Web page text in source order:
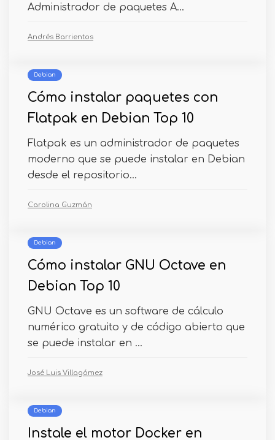
Administrador de paquetes A...
Andrés Barrientos
Debian
Cómo instalar paquetes con
Flatpak en Debian Top 10
Flatpak es un administrador de paquetes
moderno que se puede instalar en Debian
desde el repositorio...
Carolina Guzmán
Debian
Cómo instalar GNU Octave en
Debian Top 10
GNU Octave es un software de cálculo
numérico gratuito y de código abierto que
se puede instalar en ...
José Luis Villagómez
Debian
Instale el motor Docker en